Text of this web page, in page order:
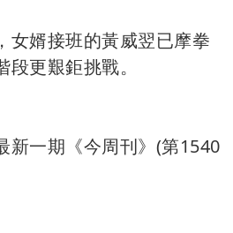
女婿接班的黃威翌已摩拳
更艱鉅挑戰。
新一期《今周刊》(第1540